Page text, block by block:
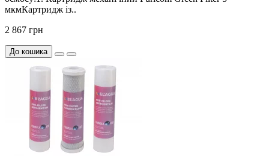
мкмКартридж із..
2 867 грн
До кошика